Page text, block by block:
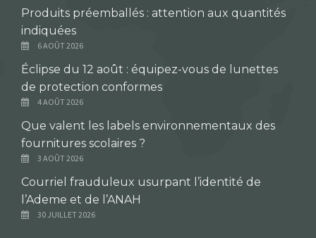
Produits préemballés : attention aux quantités
indiquées
6 AOÛT 2026
Éclipse du 12 août : équipez-vous de lunettes
de protection conformes
4 AOÛT 2026
Que valent les labels environnementaux des
fournitures scolaires ?
3 AOÛT 2026
Courriel frauduleux usurpant l’identité de
l’Ademe et de l’ANAH
30 JUILLET 2026